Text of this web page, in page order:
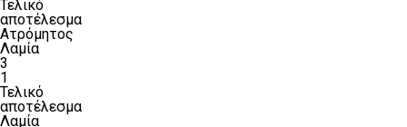
Τελικό
αποτέλεσμα
Ατρόμητος
Λαμία
3
1
Τελικό
αποτέλεσμα
Λαμία